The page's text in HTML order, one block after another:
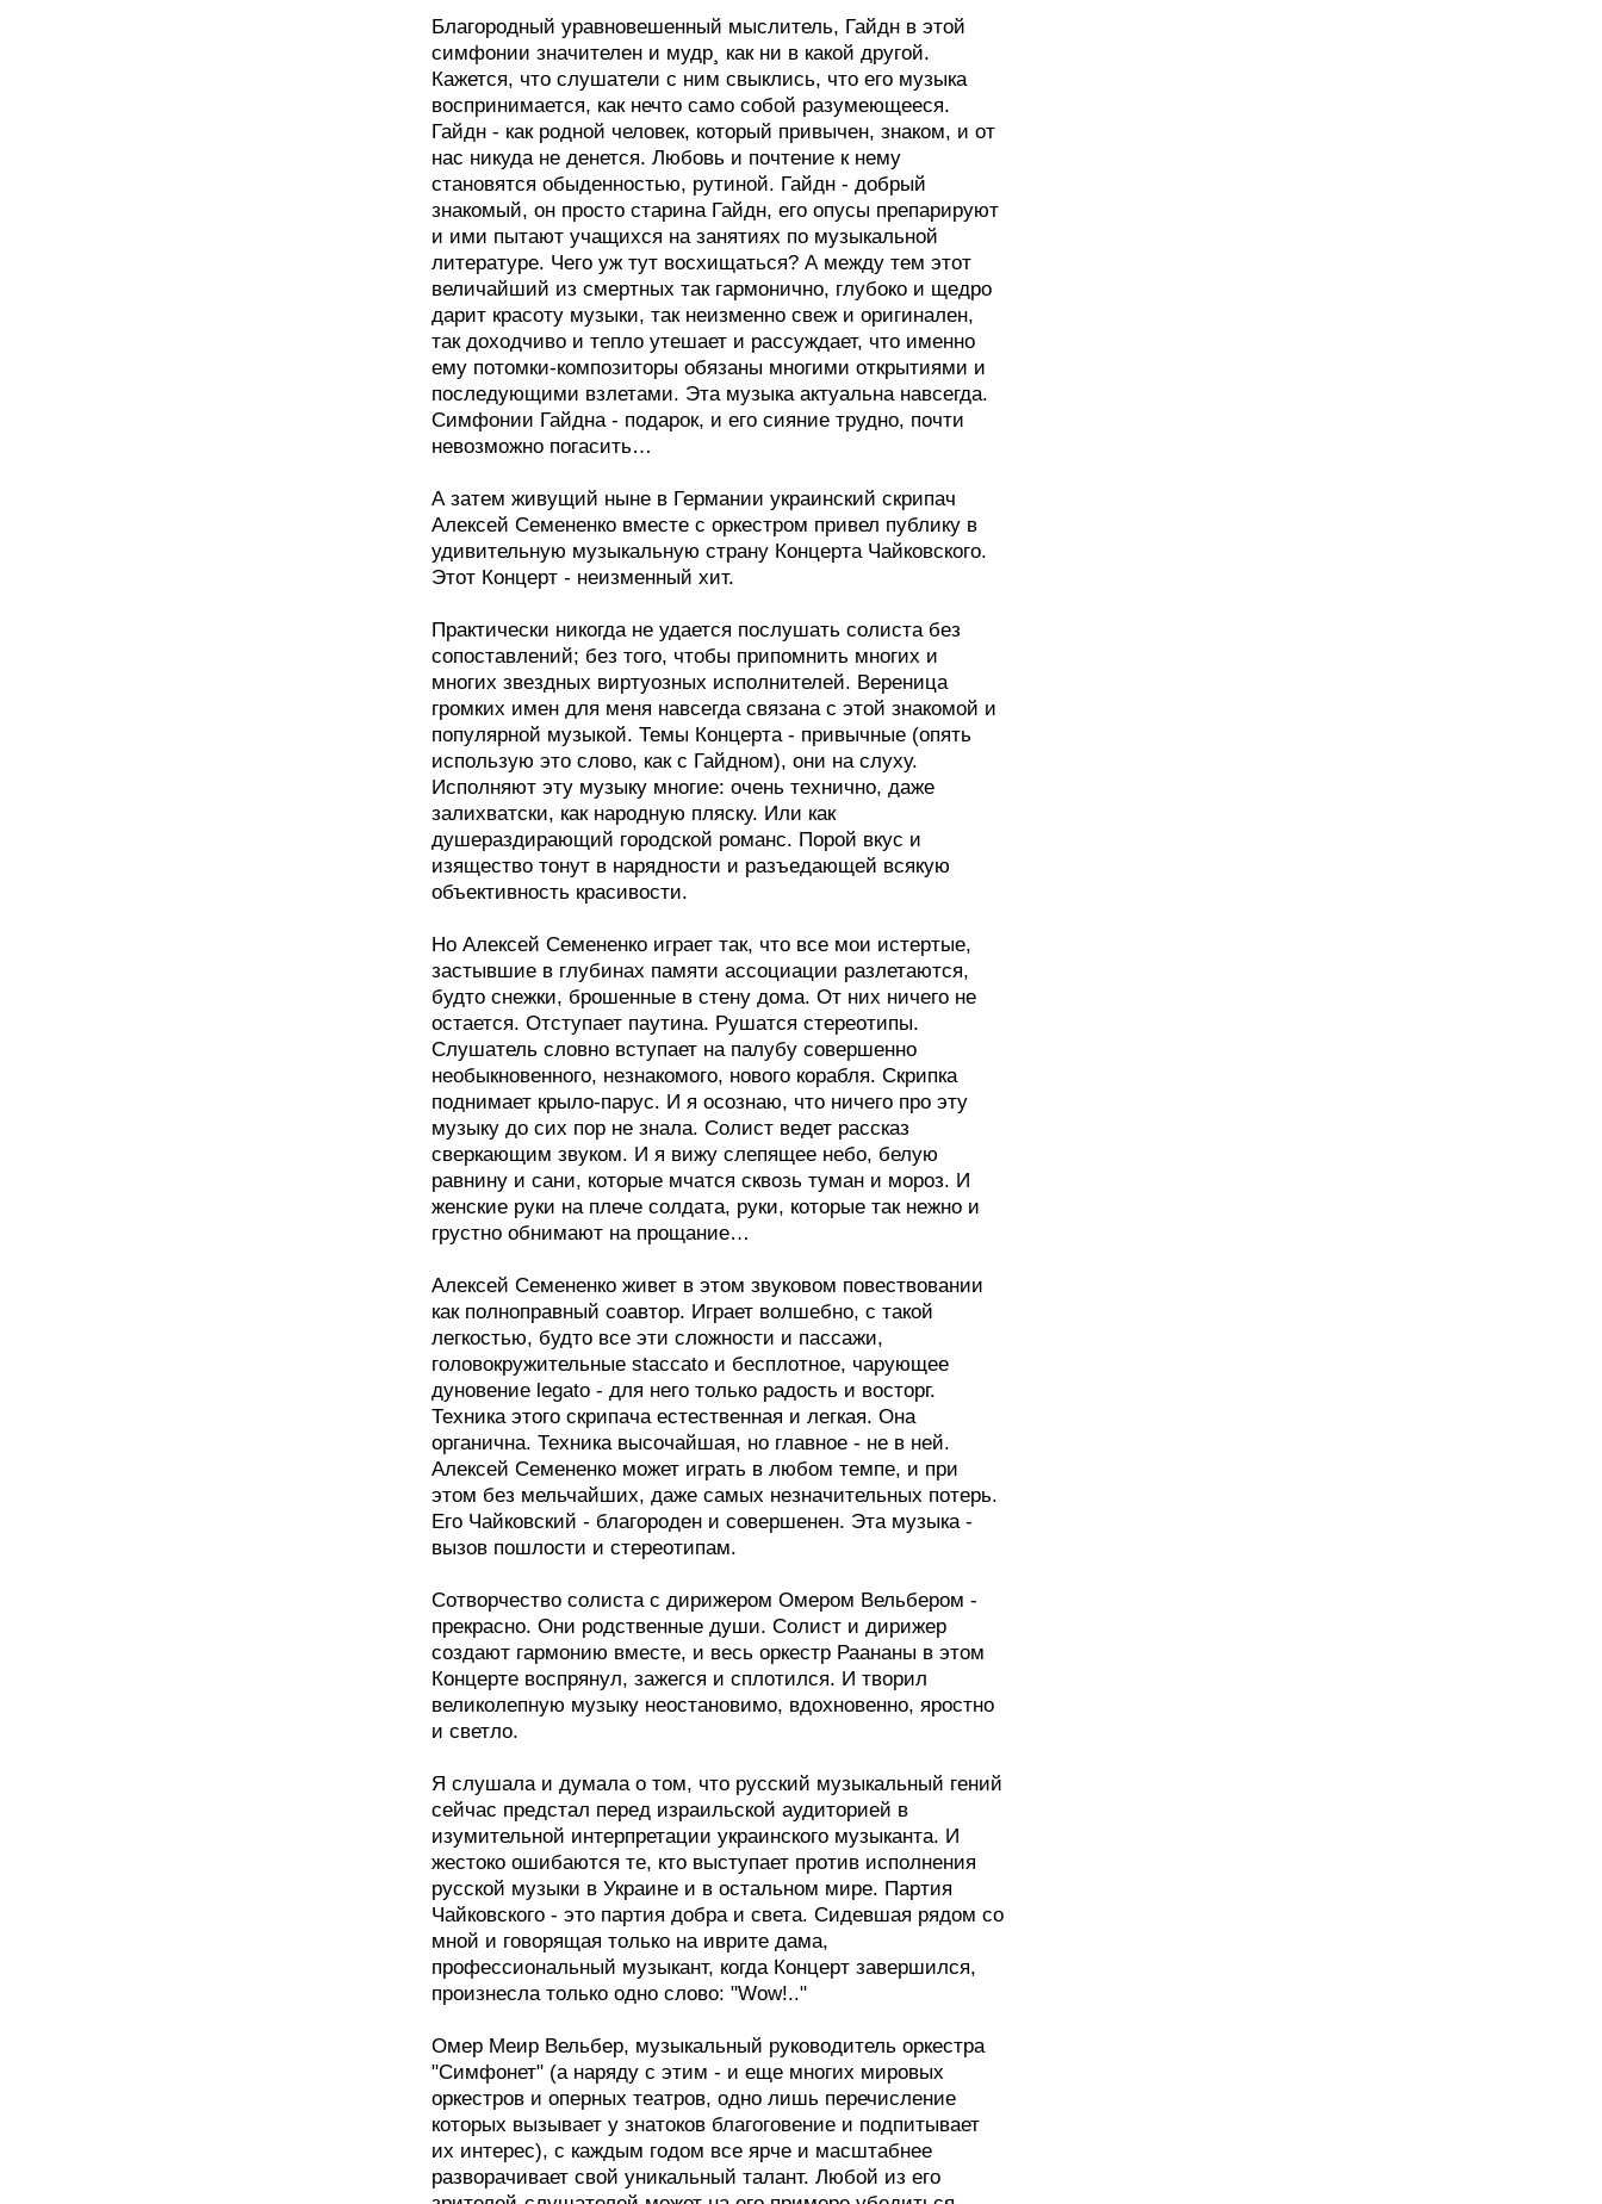
Благородный уравновешенный мыслитель, Гайдн в этой
симфонии значителен и мудр¸ как ни в какой другой.
Кажется, что слушатели с ним свыклись, что его музыка
воспринимается, как нечто само собой разумеющееся.
Гайдн - как родной человек, который привычен, знаком, и от
нас никуда не денется. Любовь и почтение к нему
становятся обыденностью, рутиной. Гайдн - добрый
знакомый, он просто старина Гайдн, его опусы препарируют
и ими пытают учащихся на занятиях по музыкальной
литературе. Чего уж тут восхищаться? А между тем этот
величайший из смертных так гармонично, глубоко и щедро
дарит красоту музыки, так неизменно свеж и оригинален,
так доходчиво и тепло утешает и рассуждает, что именно
ему потомки-композиторы обязаны многими открытиями и
последующими взлетами. Эта музыка актуальна навсегда.
Симфонии Гайдна - подарок, и его сияние трудно, почти
невозможно погасить…
А затем живущий ныне в Германии украинский скрипач
Алексей Семененко вместе с оркестром привел публику в
удивительную музыкальную страну Концерта Чайковского.
Этот Концерт - неизменный хит.
Практически никогда не удается послушать солиста без
сопоставлений; без того, чтобы припомнить многих и
многих звездных виртуозных исполнителей. Вереница
громких имен для меня навсегда связана с этой знакомой и
популярной музыкой. Темы Концерта - привычные (опять
использую это слово, как с Гайдном), они на слуху.
Исполняют эту музыку многие: очень технично, даже
залихватски, как народную пляску. Или как
душераздирающий городской романс. Порой вкус и
изящество тонут в нарядности и разъедающей всякую
объективность красивости.
Но Алексей Семененко играет так, что все мои истертые,
застывшие в глубинах памяти ассоциации разлетаются,
будто снежки, брошенные в стену дома. От них ничего не
остается. Отступает паутина. Рушатся стереотипы.
Слушатель словно вступает на палубу совершенно
необыкновенного, незнакомого, нового корабля. Скрипка
поднимает крыло-парус. И я осознаю, что ничего про эту
музыку до сих пор не знала. Солист ведет рассказ
сверкающим звуком. И я вижу слепящее небо, белую
равнину и сани, которые мчатся сквозь туман и мороз. И
женские руки на плече солдата, руки, которые так нежно и
грустно обнимают на прощание…
Алексей Семененко живет в этом звуковом повествовании
как полноправный соавтор. Играет волшебно, с такой
легкостью, будто все эти сложности и пассажи,
головокружительные staccato и бесплотное, чарующее
дуновение legato - для него только радость и восторг.
Техника этого скрипача естественная и легкая. Она
органична. Техника высочайшая, но главное - не в ней.
Алексей Семененко может играть в любом темпе, и при
этом без мельчайших, даже самых незначительных потерь.
Его Чайковский - благороден и совершенен. Эта музыка -
вызов пошлости и стереотипам.
Сотворчество солиста с дирижером Омером Вельбером -
прекрасно. Они родственные души. Солист и дирижер
создают гармонию вместе, и весь оркестр Раананы в этом
Концерте воспрянул, зажегся и сплотился. И творил
великолепную музыку неостановимо, вдохновенно, яростно
и светло.
Я слушала и думала о том, что русский музыкальный гений
сейчас предстал перед израильской аудиторией в
изумительной интерпретации украинского музыканта. И
жестоко ошибаются те, кто выступает против исполнения
русской музыки в Украине и в остальном мире. Партия
Чайковского - это партия добра и света. Сидевшая рядом со
мной и говорящая только на иврите дама,
профессиональный музыкант, когда Концерт завершился,
произнесла только одно слово: "Wow!.."
Омер Меир Вельбер, музыкальный руководитель оркестра
"Симфонет" (а наряду с этим - и еще многих мировых
оркестров и оперных театров, одно лишь перечисление
которых вызывает у знатоков благоговение и подпитывает
их интерес), с каждым годом все ярче и масштабнее
разворачивает свой уникальный талант. Любой из его